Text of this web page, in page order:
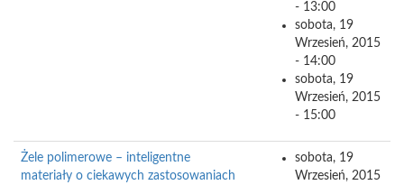
- 13:00
sobota, 19
Wrzesień, 2015
- 14:00
sobota, 19
Wrzesień, 2015
- 15:00
Żele polimerowe – inteligentne
materiały o ciekawych zastosowaniach
sobota, 19
Wrzesień, 2015